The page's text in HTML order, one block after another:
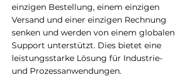
einzigen Bestellung, einem einzigen
Versand und einer einzigen Rechnung
senken und werden von einem globalen
Support unterstützt. Dies bietet eine
leistungsstarke Lösung für Industrie-
und Prozessanwendungen.